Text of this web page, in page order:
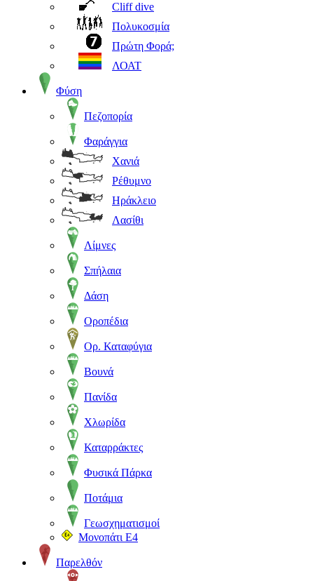
Cliff dive
Πολυκοσμία
Πρώτη Φορά;
ΛΟΑΤ
Φύση
Πεζοπορία
Φαράγγια
Χανιά
Ρέθυμνο
Ηράκλειο
Λασίθι
Λίμνες
Σπήλαια
Δάση
Οροπέδια
Ορ. Καταφύγια
Βουνά
Πανίδα
Χλωρίδα
Καταρράκτες
Φυσικά Πάρκα
Ποτάμια
Γεωσχηματισμοί
Μονοπάτι Ε4
Παρελθόν